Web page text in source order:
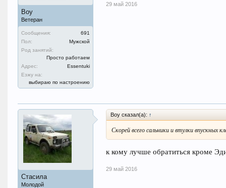
Boy
Ветеран
Сообщения:
691
Пол:
Мужской
Род занятий:
Просто работаем
Адрес:
Essentuki
Езжу на:
выбираю по настроению
29 май 2016
Стасила
Молодой
Boy сказал(а): ↑
Скорей всего сальники и втулки впускных
к кому лучше обратиться кроме
29 май 2016